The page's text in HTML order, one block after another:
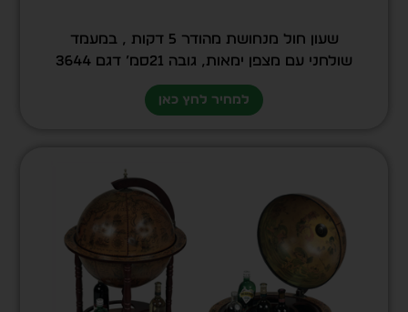
שעון חול מנחושת מהודר 5 דקות , במעמד
שולחני עם מצפן ימאות, גובה 21סמ’ דגם 3644
למחיר לחץ כאן